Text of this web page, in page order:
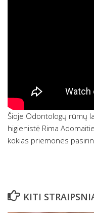
Šioje Odontologų rūmų
higienistė Rima
kokias priemones
KITI